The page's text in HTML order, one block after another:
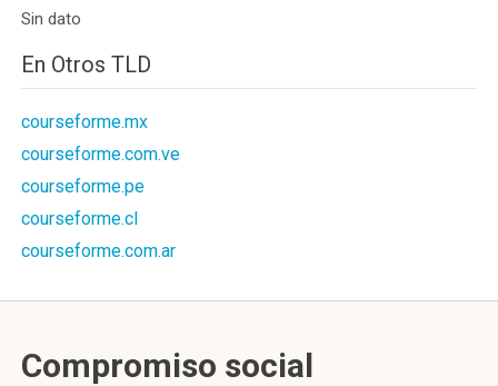
Sin dato
En Otros TLD
courseforme.mx
courseforme.com.ve
courseforme.pe
courseforme.cl
courseforme.com.ar
Compromiso social